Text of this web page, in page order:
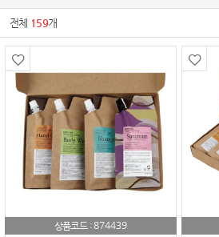
전체 159개
상품코드 :874439